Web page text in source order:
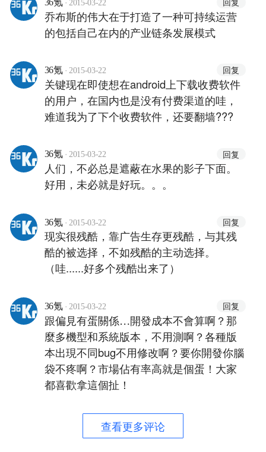
36氪 2015-03-22
乔布斯的伟大在于打造了一种可持续运营
的包括自己在内的产业链条发展模式
36氪 · 2015-03-22 回复
关键现在即使想在android上下载收费软件
的用户，在国内也是没有付费渠道的哇，
难道我为了下个收费软件，还要翻墙???
36氪 · 2015-03-22 回复
人们，不必总是遮蔽在水果的影子下面。
好用，未必就是好玩。。。
36氪 · 2015-03-22 回复
现实很残酷，靠广告生存更残酷，与其残
酷的被选择，不如残酷的主动选择。
（哇......好多个残酷出来了）
36氪 · 2015-03-22 回复
跟偏見有蛋關係…開發成本不會算啊？那
麼多機型和系統版本，不用測啊？各種版
本出現不同bug不用修改啊？要你開發你腦
袋不疼啊？市場佔有率高就是個蛋！大家
都喜歡拿這個扯！
查看更多评论